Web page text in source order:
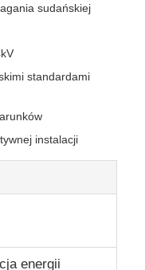
sudańskiej
standardami
instalacji
energii